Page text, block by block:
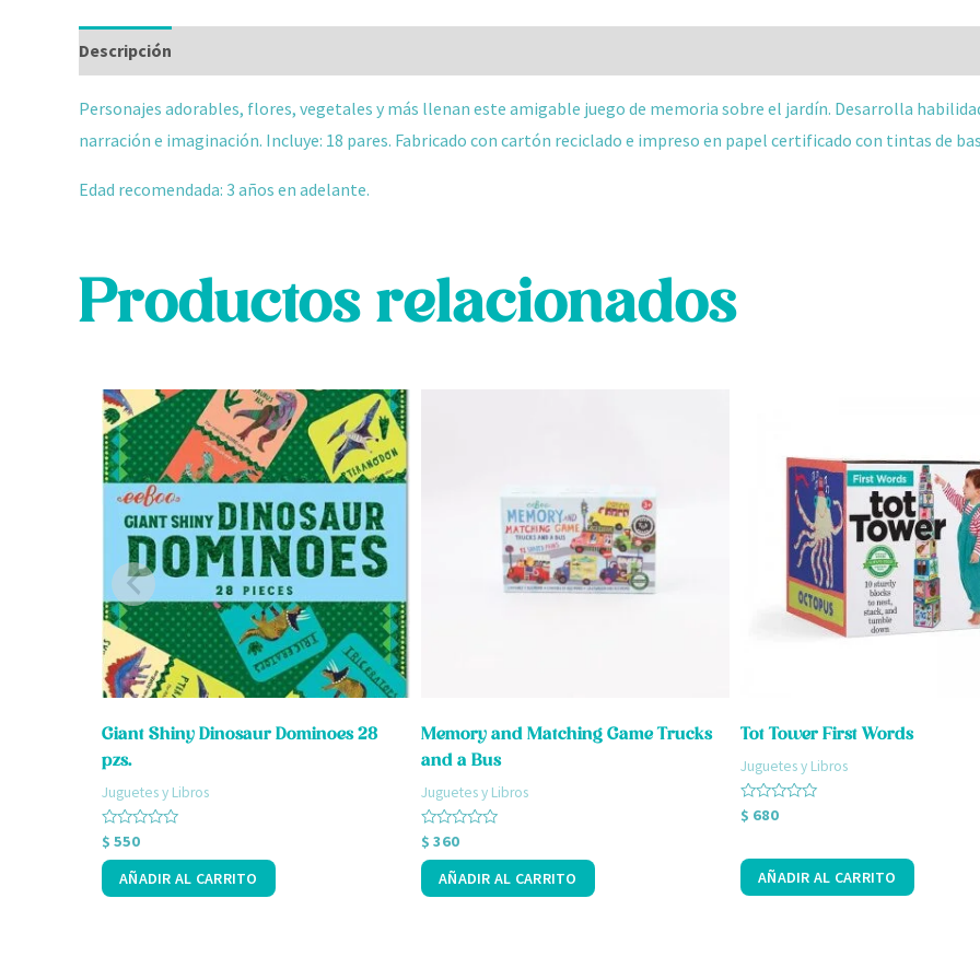
Descripción
Personajes adorables, flores, vegetales y más llenan este amigable juego de memoria sobre el jardín. Desarrolla h
narración e imaginación. Incluye: 18 pares. Fabricado con cartón reciclado e impreso en papel certificado con tintas de
Edad recomendada: 3 años en adelante.
Productos relacionados
Giant Shiny Dinosaur Dominoes 28
pzs.
Juguetes y Libros
Valorado
con
0
5
$ 550
AÑADIR AL CARRITO
Memory and Matching Game Trucks
and a Bus
Juguetes y Libros
Valorado
con
0
5
$ 360
AÑADIR AL CARRITO
Tot Tower First Words
Juguetes y Libros
Valorado
con
5
$ 680
AÑADIR AL CARRITO